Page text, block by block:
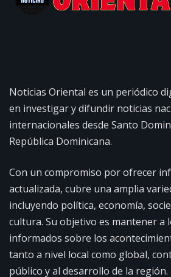
Noticias Oriental es un periódico
en investigar y difundir noticias
internacionales desde Santo
República Dominicana.
Con un compromiso por ofrecer
actualizada, cubre una amplia
incluyendo política, economía,
cultura. Su objetivo es mantener a
informados sobre los
tanto a nivel local como global,
público y al desarrollo de la región.